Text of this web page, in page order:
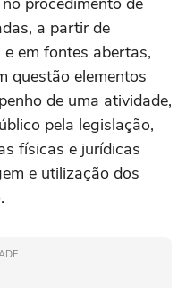
a partir de
em fontes abertas,
questão elementos
de uma atividade,
pela legislação,
físicas e jurídicas
e utilização dos